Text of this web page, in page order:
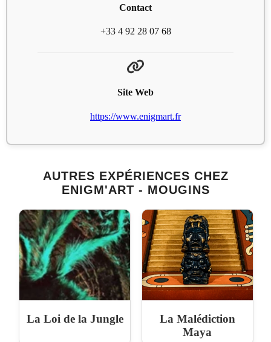
Contact
+33 4 92 28 07 68
Site Web
https://www.enigmart.fr
AUTRES EXPÉRIENCES CHEZ
ENIGM'ART - MOUGINS
La Loi de la Jungle
La Malédiction
Maya